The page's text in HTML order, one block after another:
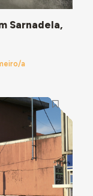
Sarnadela,
a